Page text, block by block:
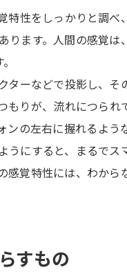
志望
併願校
テレメ
特性をしっかりと調べ
ります。人間の感覚は
ターなどで投影し、そ
もりが、流れにつられ
ンの左右に握れるよう
うにすると、まるでス
感覚特性には、わから
すもの